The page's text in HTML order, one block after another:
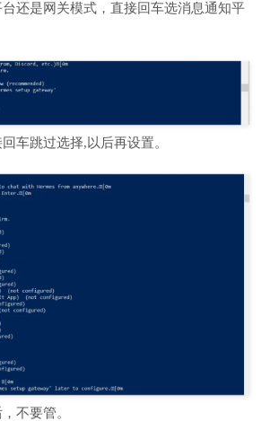
还是网关模式，直接回车选消息通知平
车跳过选择,以后再设置。
不要管。